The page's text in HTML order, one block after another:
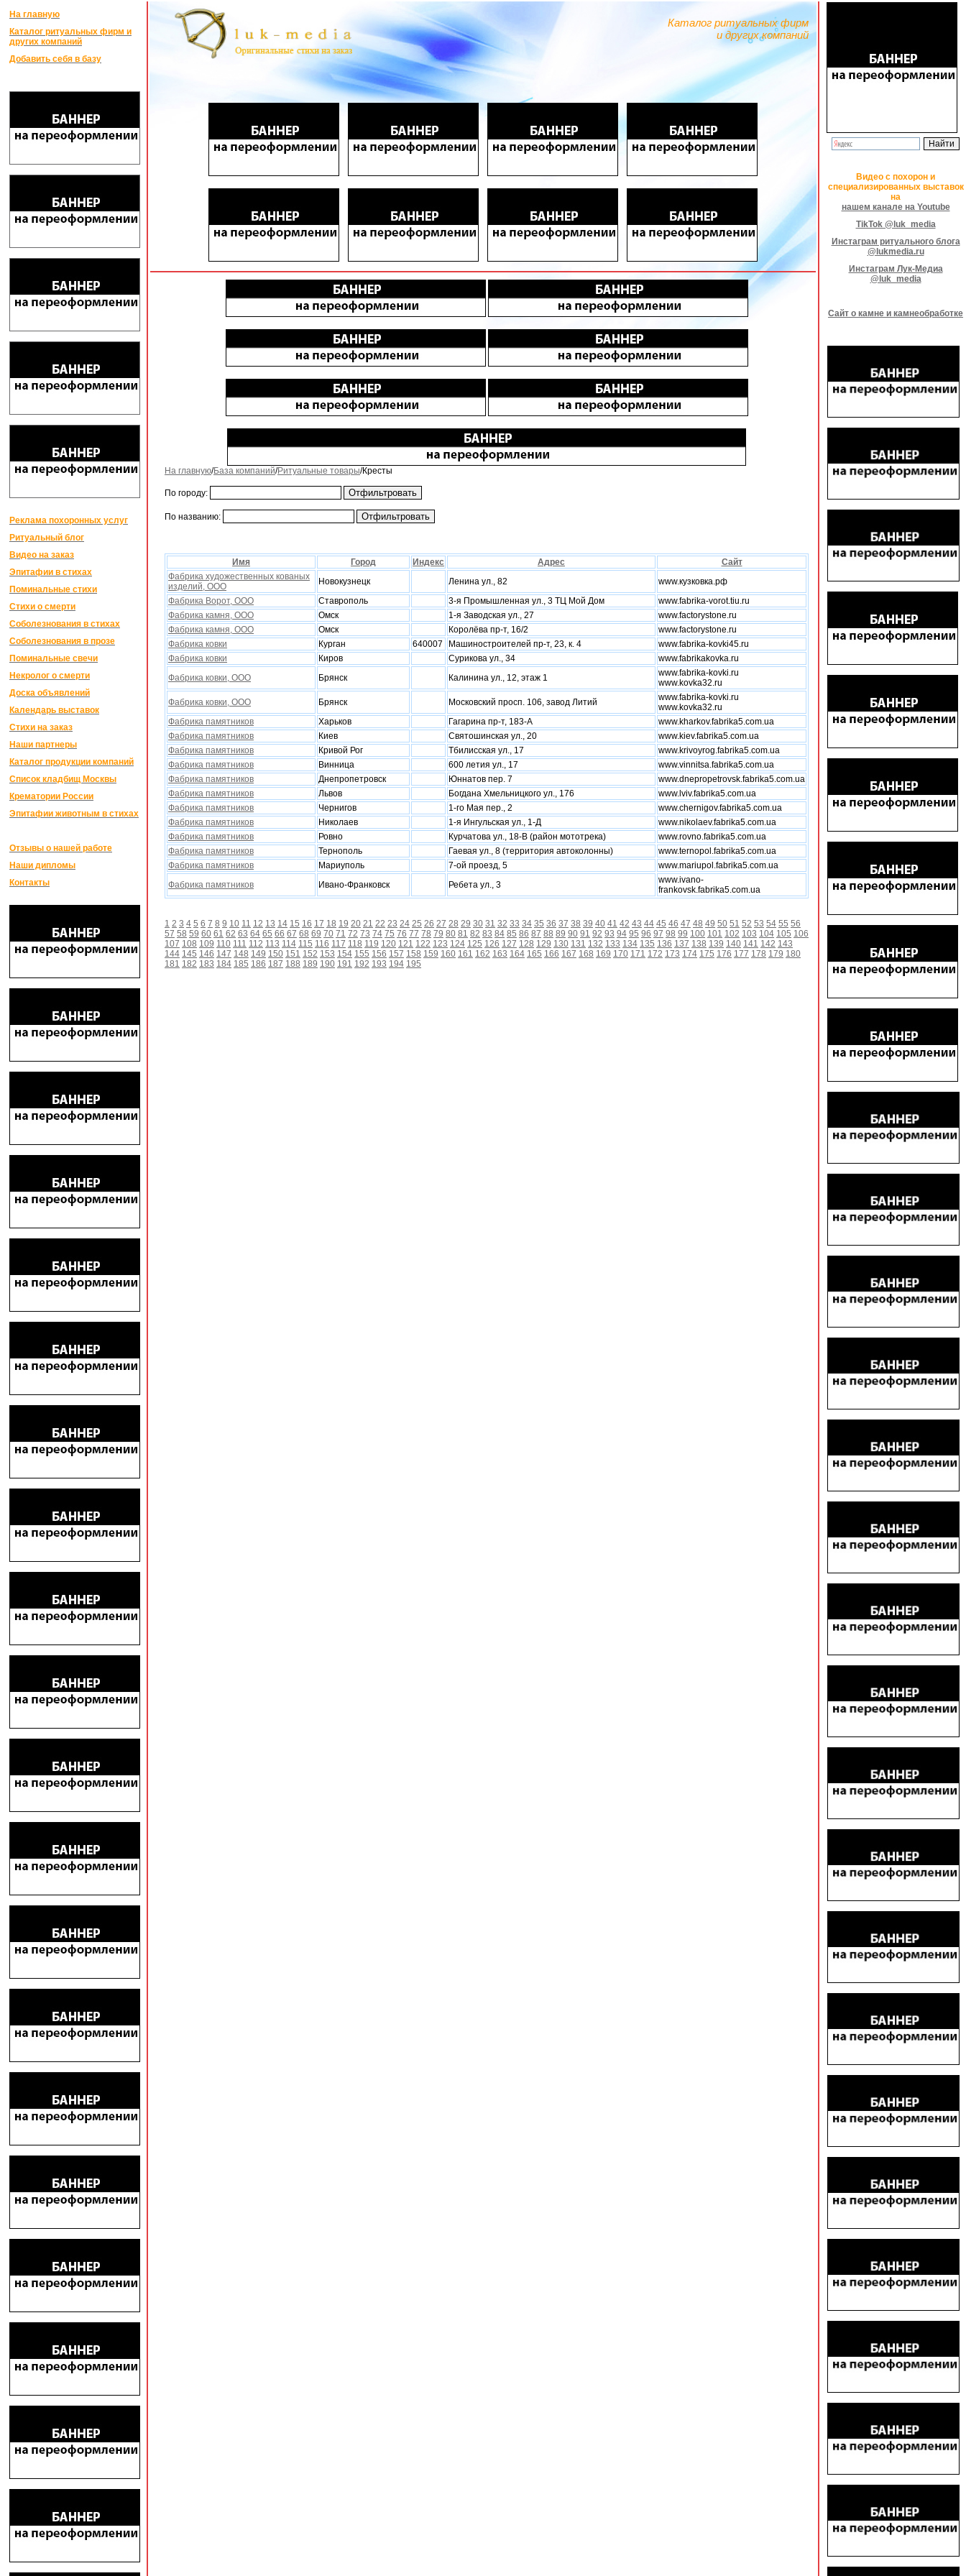
На главную
Каталог ритуальных фирм и
других компаний
Добавить себя в базу
Реклама похоронных услуг
Ритуальный блог
Видео на заказ
Эпитафии в стихах
Поминальные стихи
Стихи о смерти
Соболезнования в стихах
Соболезнования в прозе
Поминальные свечи
Некролог о смерти
Доска объявлений
Календарь выставок
Стихи на заказ
Наши партнеры
Каталог продукции компаний
Список кладбищ Москвы
Крематории России
Эпитафии животным в стихах
Отзывы о нашей работе
Наши дипломы
Контакты
Каталог ритуальных фирм
и других компаний
На главную/База компаний/Ритуальные товары/Кресты
По городу:
По названию:
Имя Город Индекс Адрес
Сайт
Фабрика xудожественныx кованыx
изделий, ООО
Новокузнецк Ленина ул., 82
www.кузковка.рф
Фабрика Ворот, ООО
Ставрополь 3-я Промышленная ул., 3 ТЦ Мой Дом
www.fabrika-vorot.tiu.ru
Фабрика камня, ООО
Омск 1-я Заводская ул., 27
www.factorystone.ru
Фабрика камня, ООО
Омск Королёва пр-т, 16/2
www.factorystone.ru
Фабрика ковки
Курган 640007 Машиностроителей пр-т, 23, к. 4
www.fabrika-kovki45.ru
Фабрика ковки
Киров Сурикова ул., 34
www.fabrikakovka.ru
Фабрика ковки, ООО
Брянск Калинина ул., 12, этаж 1
www.fabrika-kovki.ru
www.kovka32.ru
Фабрика ковки, ООО
Брянск Московский просп. 106, завод Литий
www.fabrika-kovki.ru
www.kovka32.ru
Фабрика памятников
Xарьков Гагарина пр-т, 183-А
www.kharkov.fabrika5.com.ua
Фабрика памятников
Киев Святошинская ул., 20
www.kiev.fabrika5.com.ua
Фабрика памятников
Кривой Рог Тбилисская ул., 17
www.krivoyrog.fabrika5.com.ua
Фабрика памятников
Винница 600 летия ул., 17
www.vinnitsa.fabrika5.com.ua
Фабрика памятников
Днепропетровск Юннатов пер. 7
www.dnepropetrovsk.fabrika5.com.ua
Фабрика памятников
Львов Богдана Хмельницкого ул., 176
www.lviv.fabrika5.com.ua
Фабрика памятников
Чернигов 1-го Мая пер., 2
www.chernigov.fabrika5.com.ua
Фабрика памятников
Николаев 1-я Ингульская ул., 1-Д
www.nikolaev.fabrika5.com.ua
Фабрика памятников
Ровно Курчатова ул., 18-В (район мототрека)
www.rovno.fabrika5.com.ua
Фабрика памятников
Тернополь Гаевая ул., 8 (территория автоколонны)
www.ternopol.fabrika5.com.ua
Фабрика памятников
Мариуполь 7-ой проезд, 5
www.mariupol.fabrika5.com.ua
Фабрика памятников
Ивано-Франковск Ребета ул., 3
www.ivano-
frankovsk.fabrika5.com.ua
1 2 3 4 5 6 7 8 9 10 11 12 13 14 15 16 17 18 19 20 21 22 23 24 25 26 27 28 29 30 31 32 33 34 35 36 37 38 39 40 41 42 43 44 45 46 47 48 49 50 51 52 53 54 55 56
57 58 59 60 61 62 63 64 65 66 67 68 69 70 71 72 73 74 75 76 77 78 79 80 81 82 83 84 85 86 87 88 89 90 91 92 93 94 95 96 97 98 99 100 101 102 103 104 105 106
107 108 109 110 111 112 113 114 115 116 117 118 119 120 121 122 123 124 125 126 127 128 129 130 131 132 133 134 135 136 137 138 139 140 141 142 143
144 145 146 147 148 149 150 151 152 153 154 155 156 157 158 159 160 161 162 163 164 165 166 167 168 169 170 171 172 173 174 175 176 177 178 179 180
181 182 183 184 185 186 187 188 189 190 191 192 193 194 195
Видео с похорон и
специализированных выставок
на
нашем канале на Youtube
TikTok @luk_media
Инстаграм ритуального блога
@lukmedia.ru
Инстаграм Лук-Медиа
@luk_media
Сайт о камне и камнеобработке